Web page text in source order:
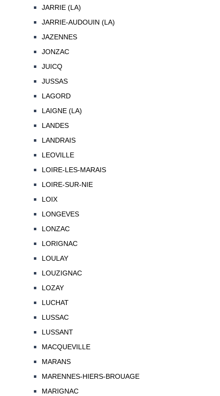
JARRIE (LA)
JARRIE-AUDOUIN (LA)
JAZENNES
JONZAC
JUICQ
JUSSAS
LAGORD
LAIGNE (LA)
LANDES
LANDRAIS
LEOVILLE
LOIRE-LES-MARAIS
LOIRE-SUR-NIE
LOIX
LONGEVES
LONZAC
LORIGNAC
LOULAY
LOUZIGNAC
LOZAY
LUCHAT
LUSSAC
LUSSANT
MACQUEVILLE
MARANS
MARENNES-HIERS-BROUAGE
MARIGNAC